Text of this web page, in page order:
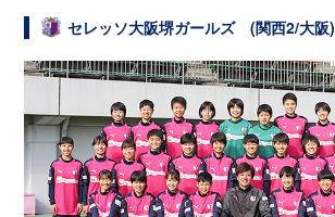
セレッソ大阪堺ガールズ (関西2/大阪)